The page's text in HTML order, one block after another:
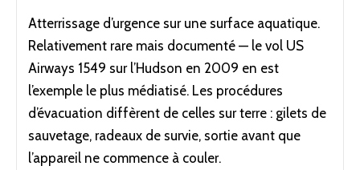
Atterrissage d’urgence sur une surface aquatique.
Relativement rare mais documenté — le vol US
Airways 1549 sur l’Hudson en 2009 en est
l’exemple le plus médiatisé. Les procédures
d’évacuation diffèrent de celles sur terre : gilets de
sauvetage, radeaux de survie, sortie avant que
l’appareil ne commence à couler.